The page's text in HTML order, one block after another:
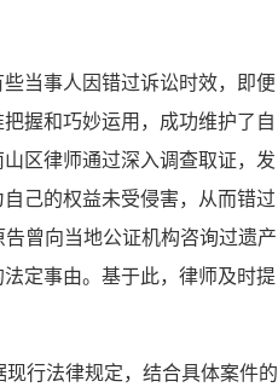
当事人因错过诉讼时效，即便
握和巧妙运用，成功维护了自
区律师通过深入调查取证，发
己的权益未受侵害，从而错过
曾向当地公证机构咨询过遗产
定事由。基于此，律师及时提
行法律规定，结合具体案件的